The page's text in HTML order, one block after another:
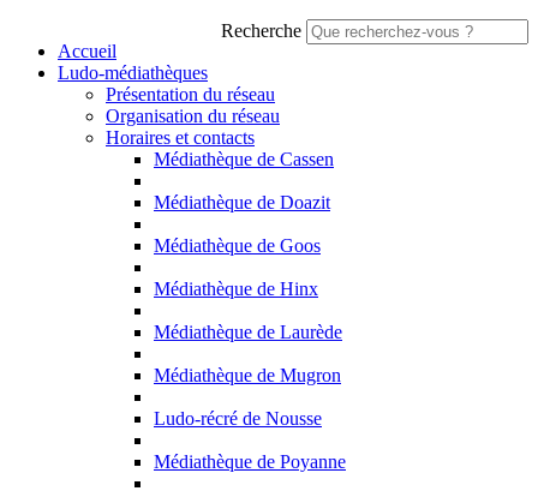
Recherche
Accueil
Ludo-médiathèques
Présentation du réseau
Organisation du réseau
Horaires et contacts
Médiathèque de Cassen
Médiathèque de Doazit
Médiathèque de Goos
Médiathèque de Hinx
Médiathèque de Laurède
Médiathèque de Mugron
Ludo-récré de Nousse
Médiathèque de Poyanne